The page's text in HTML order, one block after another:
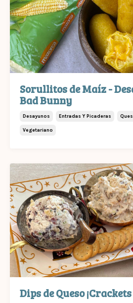
Sorullitos de Maíz -
Bad Bunny
Desayunos Entradas Y Picaderas
Vegetariano
Dips de Queso